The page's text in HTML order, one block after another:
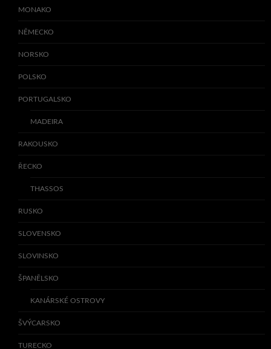
MONAKO
NĚMECKO
NORSKO
POLSKO
PORTUGALSKO
MADEIRA
RAKOUSKO
ŘECKO
THASSOS
RUSKO
SLOVENSKO
SLOVINSKO
ŠPANĚLSKO
KANÁRSKÉ OSTROVY
ŠVÝCARSKO
TURECKO